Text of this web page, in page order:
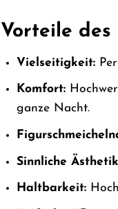
Vorteile des
Vielseitigkeit:
Komfort:
ganze Nacht.
Sinnliche
Haltbarkeit: